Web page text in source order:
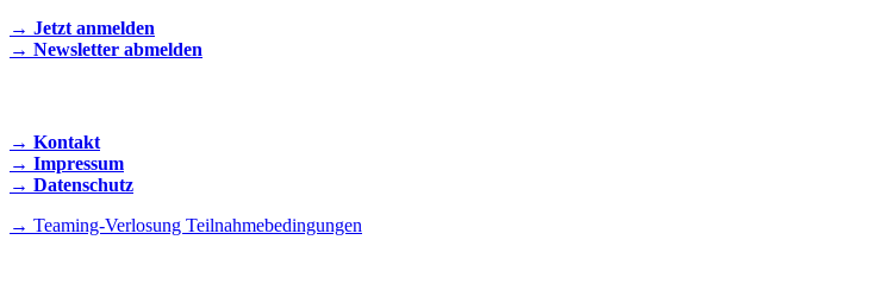
→ Jetzt anmelden
→ Newsletter abmelden
→ Kontakt
→ Impressum
→ Datenschutz
→ Teaming-Verlosung Teilnahmebedingungen